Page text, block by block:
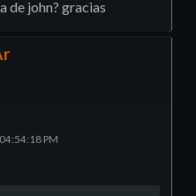
de john? gracias
PM